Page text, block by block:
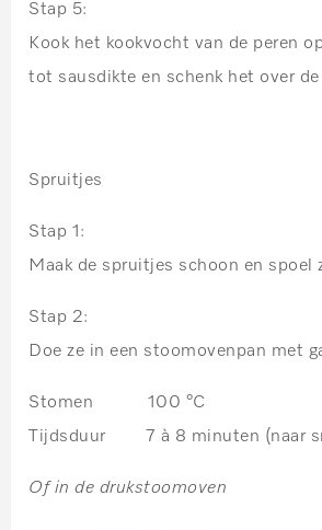
Stap 5:
Kook het kookvocht van de peren
tot sausdikte en schenk het over de
Spruitjes
Stap 1:
Maak de spruitjes schoon en spoel
Stap 2:
Doe ze in een stoomovenpan met
Stomen 100 °C
Tijdsduur 7 à 8 minuten (naar
Of in de drukstoomoven